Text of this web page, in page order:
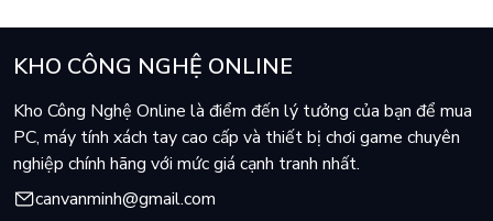
- Lò xo: 18mm
- Total Travel: 4.0 – 0.5mm
- Pre-Travel: 1.9 ± 0.3mm
- Tactile Position: 1.0 ± 0.3mm
- Tactile Force: 50 ± 5gf
KHO CÔNG NGHỆ ONLINE
Kho Công Nghệ Online là điểm đến lý tưởng của bạn để mua
PC, máy tính xách tay cao cấp và thiết bị chơi game chuyên
nghiệp chính hãng với mức giá cạnh tranh nhất.
canvanminh@gmail.com